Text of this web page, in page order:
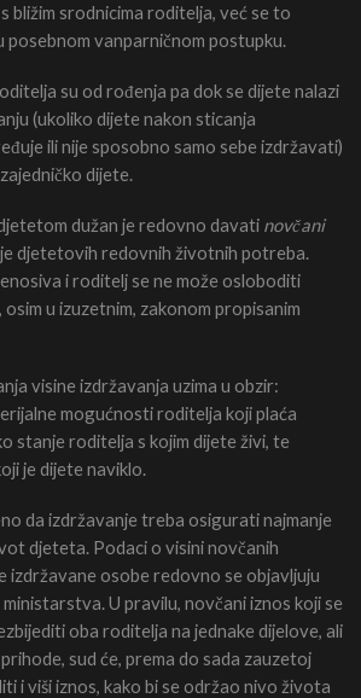
bližim srodnicima roditelja, već se to
posebnom vanparničnom postupku.
su od rođenja pa dok se dijete nalazi
(ukoliko dijete nakon sticanja
ili nije sposobno samo sebe izdržavati)
dijete.
dužan je redovno davati novčani
djetetovih redovnih životnih potreba.
i roditelj se ne može osloboditi
u izuzetnim, zakonom propisanim
visine izdržavanja uzima u obzir:
mogućnosti roditelja koji plaća
stanje roditelja s kojim dijete živi, te
je dijete naviklo.
da izdržavanje treba osigurati najmanje
djeteta. Podaci o visini novčanih
izdržavane osobe redovno se objavljuju
U pravilu, novčani iznos koji se
oba roditelja na jednake dijelove, ali
sud će, prema do sada zauzetoj
i viši iznos, kako bi se održao nivo života